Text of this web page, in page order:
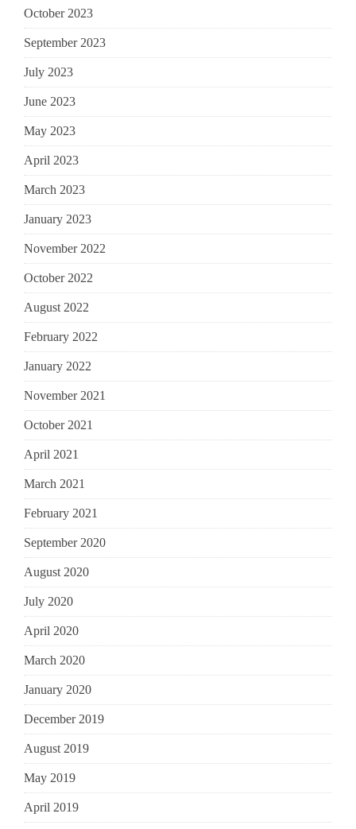
October 2023
September 2023
July 2023
June 2023
May 2023
April 2023
March 2023
January 2023
November 2022
October 2022
August 2022
February 2022
January 2022
November 2021
October 2021
April 2021
March 2021
February 2021
September 2020
August 2020
July 2020
April 2020
March 2020
January 2020
December 2019
August 2019
May 2019
April 2019